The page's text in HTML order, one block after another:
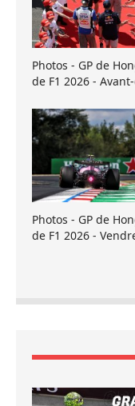
Photos - GP de
de F1 2026 -
Photos - GP de
de F1 2026 -